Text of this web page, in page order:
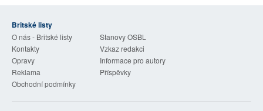
Britské listy
O nás - Britské listy
Stanovy OSBL
Kontakty
Vzkaz redakci
Opravy
Informace pro autory
Reklama
Příspěvky
Obchodní podmínky